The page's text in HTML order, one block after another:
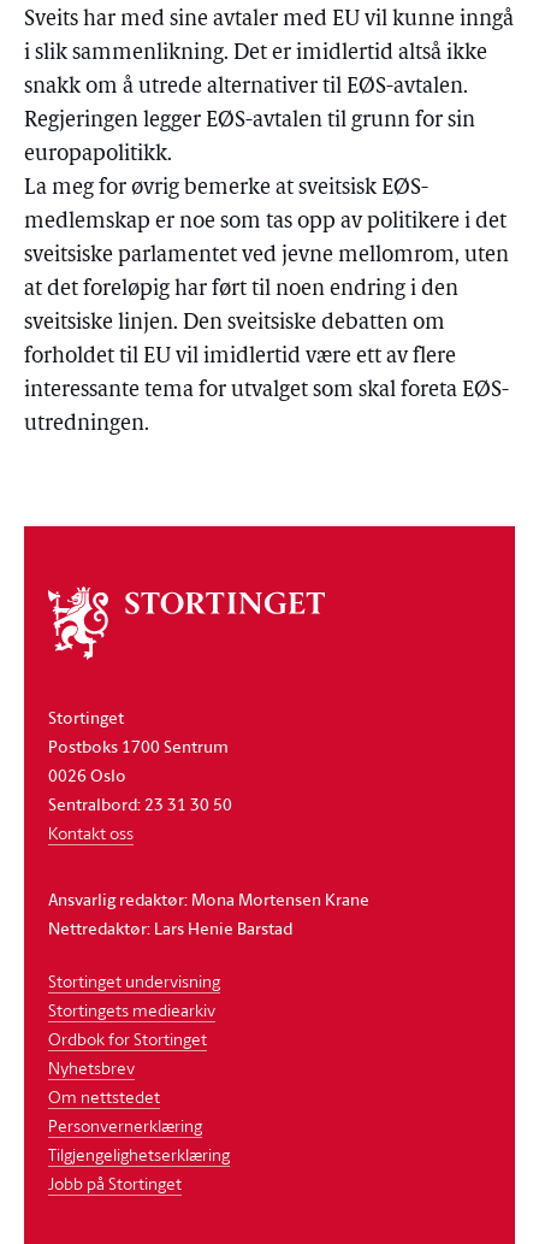
Sveits har med sine avtaler med EU vil kunne inngå
i slik sammenlikning. Det er imidlertid altså ikke
snakk om å utrede alternativer til EØS-avtalen.
Regjeringen legger EØS-avtalen til grunn for sin
europapolitikk.
La meg for øvrig bemerke at sveitsisk EØS-
medlemskap er noe som tas opp av politikere i det
sveitsiske parlamentet ved jevne mellomrom, uten
at det foreløpig har ført til noen endring i den
sveitsiske linjen. Den sveitsiske debatten om
forholdet til EU vil imidlertid være ett av flere
interessante tema for utvalget som skal foreta EØS-
utredningen.
Om
stortinget
Stortinget
Postboks 1700 Sentrum
0026 Oslo
Sentralbord: 23 31 30 50
Kontakt oss
Ansvarlig redaktør: Mona Mortensen Krane
Nettredaktør: Lars Henie Barstad
Stortinget undervisning
Stortingets mediearkiv
Ordbok for Stortinget
Nyhetsbrev
Om nettstedet
Personvernerklæring
Tilgjengelighetserklæring
Jobb på Stortinget